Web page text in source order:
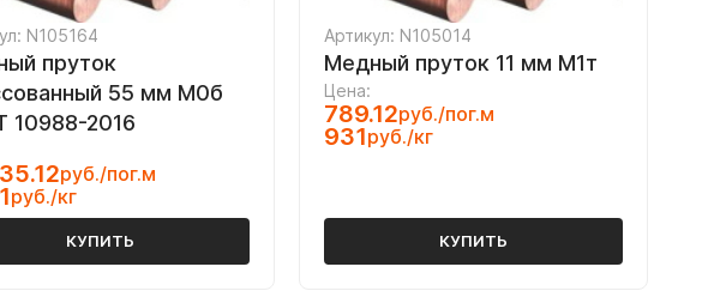
N105164
пруток
55 мм М0б
10988-2016
руб./пог.м
руб./кг
КУПИТЬ
Артикул: N105014
Медный пруток 11 мм М1т
Цена:
789.12руб./пог.м
931руб./кг
КУПИТЬ